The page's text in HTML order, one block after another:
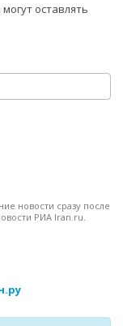
оставлять
новости сразу после
РИА Iran.ru.